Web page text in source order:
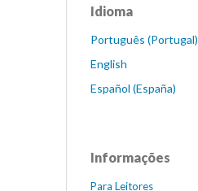
Idioma
Português (Portugal)
English
Español (España)
Informações
Para Leitores